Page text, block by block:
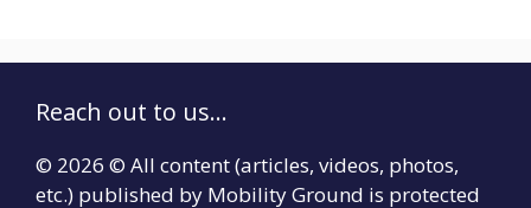
Reach out to us...
© 2026 © All content (articles, videos, photos,
etc.) published by Mobility Ground is protected